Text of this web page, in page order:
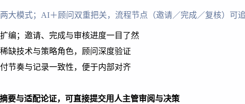
大模式；AI＋顾问双重把关，流程节点（邀请／完成／复核）可
编；邀请、完成与审核进度一目了然
缺技术与策略角色，顾问深度验证
节奏与记录一致性，便于内部对齐
要与适配论证，可直接提交用人主管审阅与决策